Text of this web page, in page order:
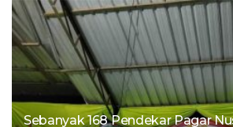
Sebanyak 168 Pendekar Pagar